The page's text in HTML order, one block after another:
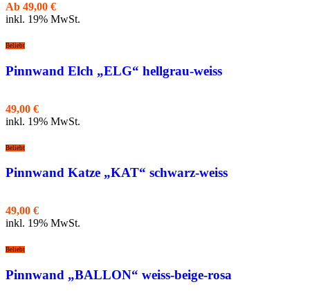
Ab 49,00 €
inkl. 19% MwSt.
Beliebt
Pinnwand Elch „ELG“ hellgrau-weiss
49,00 €
inkl. 19% MwSt.
Beliebt
Pinnwand Katze „KAT“ schwarz-weiss
49,00 €
inkl. 19% MwSt.
Beliebt
Pinnwand „BALLON“ weiss-beige-rosa